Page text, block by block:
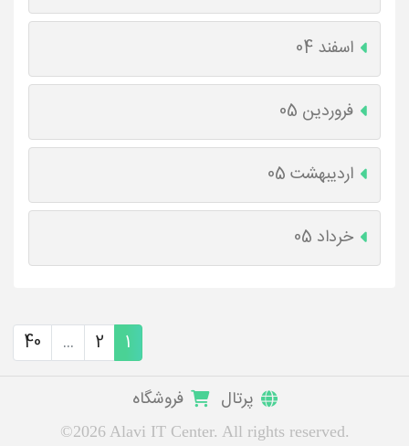
اسفند 04
فروردین 05
اردیبهشت 05
خرداد 05
1
2
...
40
پرتال فروشگاه
©2026 Alavi IT Center. All rights reserved.